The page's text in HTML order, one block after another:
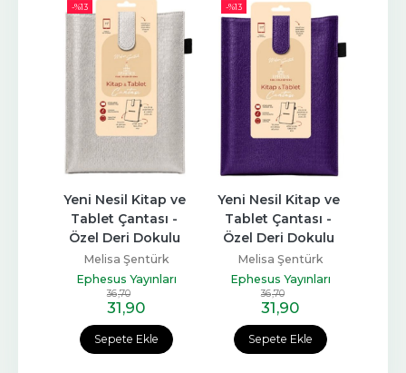
-%13
Sepete Ekle
Yeni Nesil Kitap ve
Tablet Çantası -
Özel Deri Dokulu
Gümüş
Melisa Şentürk
Ephesus Yayınları
36,70
31,90
-%13
Sepete Ekle
Yeni Nesil Kitap ve
Tablet Çantası -
Özel Deri Dokulu
Mor
Melisa Şentürk
Ephesus Yayınları
36,70
31,90